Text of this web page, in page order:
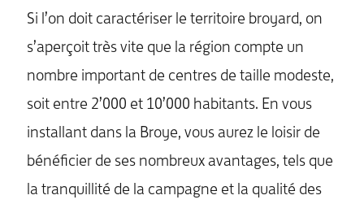
Si l’on doit caractériser le territoire broyard, on
s’aperçoit très vite que la région compte un
nombre important de centres de taille modeste,
soit entre 2’000 et 10’000 habitants. En vous
installant dans la Broye, vous aurez le loisir de
bénéficier de ses nombreux avantages, tels que
la tranquillité de la campagne et la qualité des